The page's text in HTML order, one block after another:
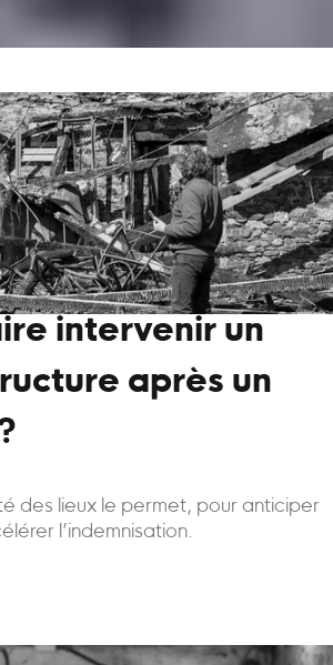
intervenir un
après un
des lieux le permet, pour anticiper
l’indemnisation.